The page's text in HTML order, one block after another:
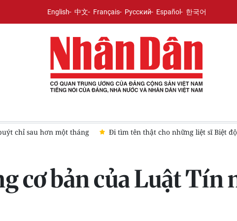
English 中文 Français Русский Español 한국어
Sài Gòn-Gia Định chỉ còn bí danh "Anh làm Tướng mà không
cơ bản của Luật Tín